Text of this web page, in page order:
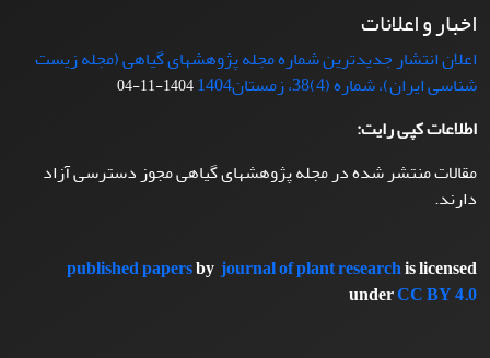
اخبار و اعلانات
اعلان انتشار جدیدترین شماره مجله پژوهشهای گیاهی (مجله زیست
شناسی ایران)، شماره (4)38، زمستان1404
1404-11-04
اطلاعات کپی رایت:
مقالات منتشر شده در مجله پژوهشهای گیاهی مجوز دسترسی آزاد
دارند.
published papersbyjournal of plant researchis licensed
underCC BY 4.0